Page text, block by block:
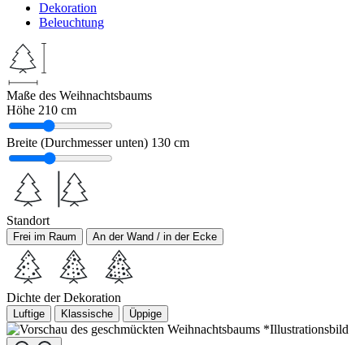
Dekoration
Beleuchtung
Maße des Weihnachtsbaums
Höhe 210 cm
Breite (Durchmesser unten) 130 cm
Standort
Frei im Raum An der Wand / in der Ecke
Dichte der Dekoration
Luftige Klassische Üppige
*Illustrationsbild